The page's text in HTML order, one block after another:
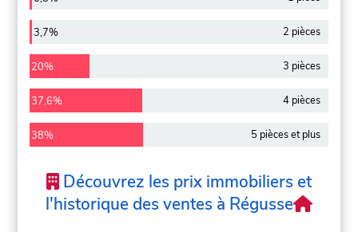
3,7% 2 pièces
20% 3 pièces
37,6% 4 pièces
38% 5 pièces et plus
Découvrez les prix immobiliers et
l'historique des ventes à Régusse